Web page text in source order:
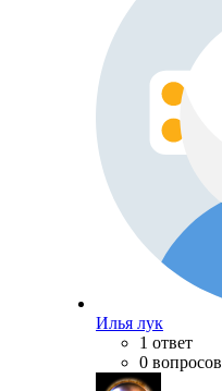
Илья лук
1 ответ
0 вопросов